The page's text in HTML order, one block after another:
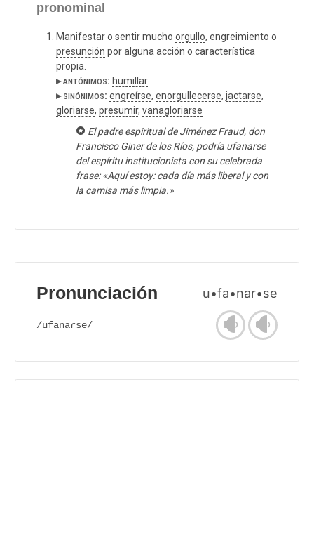
pronominal
Manifestar o sentir mucho orgullo, engreimiento o
presunción por alguna acción o característica
propia.
▸ antónimos: humillar
▸ sinónimos: engreírse, enorgullecerse, jactarse,
gloriarse, presumir, vanagloriarse
El padre espiritual de Jiménez Fraud, don
Francisco Giner de los Ríos, podría ufanarse
del espíritu institucionista con su celebrada
frase: «Aquí estoy: cada día más liberal y con
la camisa más limpia.»
Pronunciación u•fa•nar•se
/ufanaɾse/